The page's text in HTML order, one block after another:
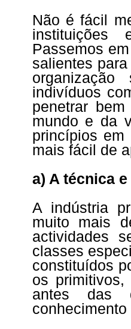
Não é fácil
instituições
Passemos
salientes
indivíduos
penetrar
mundo e da
princípios
mais fácil de
a) A técnica
A indústria
muito mais
actividades
classes
constituídos
os
antes das